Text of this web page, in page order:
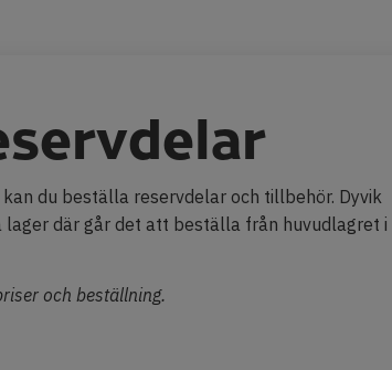
du beställa reservdelar och tillbehör. Dyvik
där går det att beställa från huvudlagret i
och beställning.